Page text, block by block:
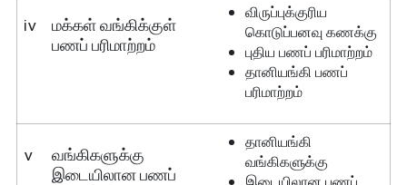
iv
மக்கள் வங்கிக்குள்
பணப் பரிமாற்றம்
விருப்புக்குரிய
கொடுப்பனவு கணக்கு
புதிய பணப் பரிமாற்றம்
தானியங்கி பணப்
பரிமாற்றம்
v
வங்கிகளுக்கு
இடையிலான பணப்
தானியங்கி
வங்கிகளுக்கு